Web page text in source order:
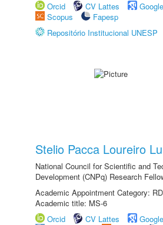
Orcid
CV Lattes
Scopus
Fapesp
Repositório Institucional UNESP
Stelio Pacca Loureiro
National Council for Scientific and
Development (CNPq) Research
Academic Appointment Category:
Academic title: MS-6
Orcid
CV Lattes